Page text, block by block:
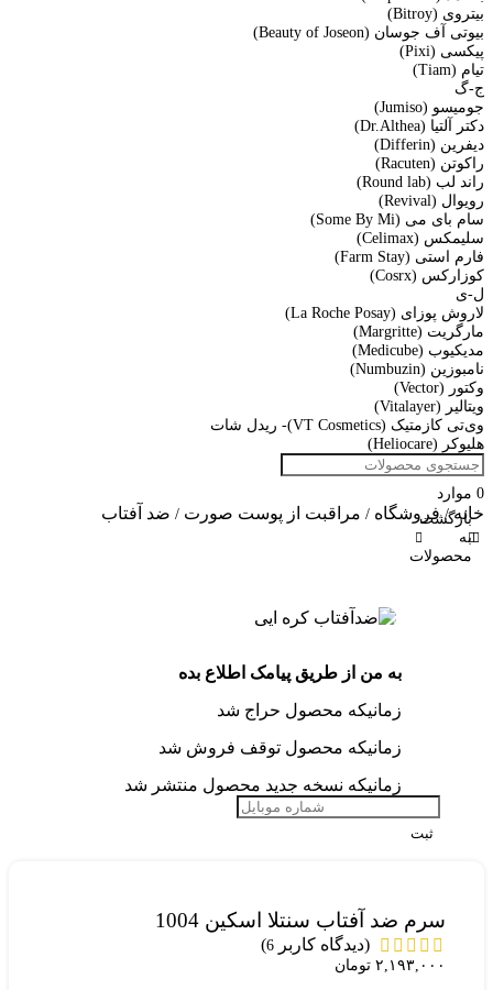
بیتروی (Bitroy)
بیوتی آف جوسان (Beauty of Joseon)
پیکسی (Pixi)
تیام (Tiam)
ج-گ
جومیسو (Jumiso)
دکتر آلتیا (Dr.Althea)
دیفرین (Differin)
راکوتن (Racuten)
راند لب (Round lab)
رویوال (Revival)
سام بای می (Some By Mi)
سلیمکس (Celimax)
فارم استی (Farm Stay)
کوزارکس (Cosrx)
ل-ی
لاروش پوزای (La Roche Posay)
مارگریت (Margritte)
مدیکیوب (Medicube)
نامبوزین (Numbuzin)
وکتور (Vector)
ویتالیر (Vitalayer)
وی‌تی کازمتیک (VT Cosmetics)- ریدل شات
هلیوکر (Heliocare)
0 موارد
خانه/ فروشگاه / مراقبت از پوست صورت / ضد آفتاب
بازگشت
به
محصولات
به من از طریق پیامک اطلاع بده
زمانیکه محصول حراج شد
زمانیکه محصول توقف فروش شد
زمانیکه نسخه جدید محصول منتشر شد
ثبت
سرم ضد آفتاب سنتلا اسکین 1004
(دیدگاه کاربر 6
)
۲,۱۹۳,۰۰۰ تومان